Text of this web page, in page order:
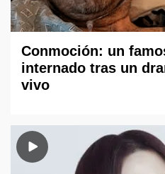
Conmoción: un
internado tras un
vivo